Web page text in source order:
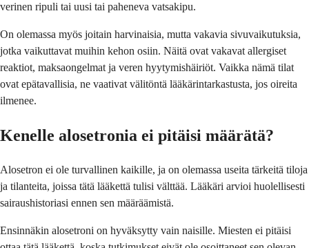
verinen ripuli tai uusi tai paheneva vatsakipu.
On olemassa myös joitain harvinaisia, mutta vakavia sivuvaikutuksia,
jotka vaikuttavat muihin kehon osiin. Näitä ovat vakavat allergiset
reaktiot, maksaongelmat ja veren hyytymishäiriöt. Vaikka nämä tilat
ovat epätavallisia, ne vaativat välitöntä lääkärintarkastusta, jos oireita
ilmenee.
Kenelle alosetronia ei pitäisi määrätä?
Alosetron ei ole turvallinen kaikille, ja on olemassa useita tärkeitä tiloja
ja tilanteita, joissa tätä lääkettä tulisi välttää. Lääkäri arvioi huolellisesti
sairaushistoriasi ennen sen määräämistä.
Ensinnäkin alosetroni on hyväksytty vain naisille. Miesten ei pitäisi